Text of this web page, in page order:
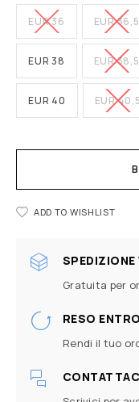
EUR 36 EUR 36,5
EUR 38 EUR 38,5
EUR 40 EUR 40,5
ADD TO WISHLIST
SPEDIZIONE
Gratuita per
RESO
Rendi il tuo